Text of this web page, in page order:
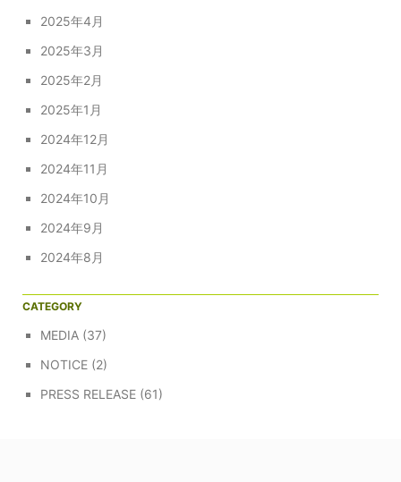
2025年4月
2025年3月
2025年2月
2025年1月
2024年12月
2024年11月
2024年10月
2024年9月
2024年8月
CATEGORY
MEDIA (37)
NOTICE (2)
PRESS RELEASE (61)